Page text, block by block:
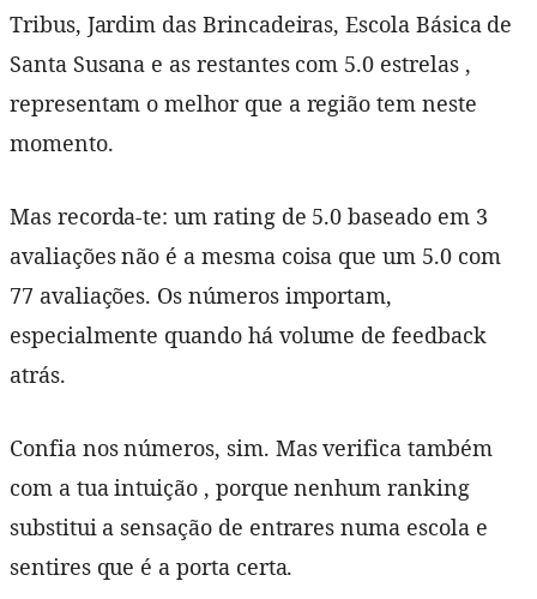
Tribus, Jardim das Brincadeiras, Escola Básica de
Santa Susana e as restantes com 5.0 estrelas ,
representam o melhor que a região tem neste
momento.
Mas recorda-te: um rating de 5.0 baseado em 3
avaliações não é a mesma coisa que um 5.0 com
77 avaliações. Os números importam,
especialmente quando há volume de feedback
atrás.
Confia nos números, sim. Mas verifica também
com a tua intuição , porque nenhum ranking
substitui a sensação de entrares numa escola e
sentires que é a porta certa.